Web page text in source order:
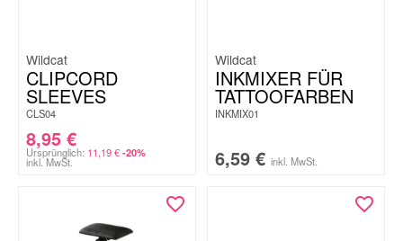
Wildcat
CLIPCORD
SLEEVES
CLS04
8,95 €
Ursprünglich: 11,19€ -20%
inkl. MwSt.
Wildcat
INKMIXER FÜR
TATTOOFARBEN
INKMIX01
6,59 € inkl. MwSt.